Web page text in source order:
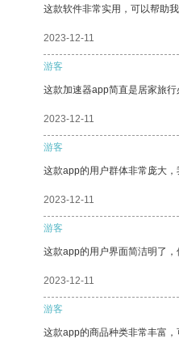
这款软件非常实用，可以帮助
2023-12-11
游客
这款加速器app简直是居家旅
2023-12-11
游客
这款app的用户群体非常庞大，
2023-12-11
游客
这款app的用户界面简洁明了
2023-12-11
游客
这款app的商品种类非常丰富，